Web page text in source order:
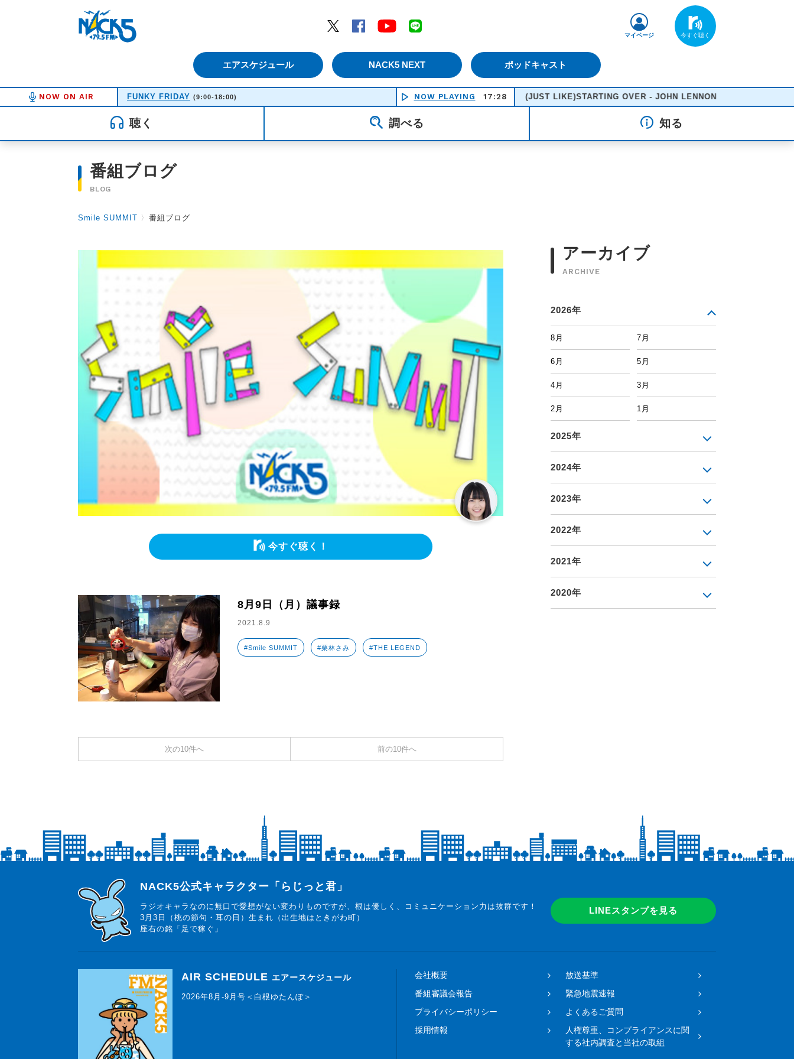
Twitter
Facebook YouTube
エアスケジュール NACK5 NEXT ポッドキャスト
マイページ
NOW ON AIR FUNKY FRIDAY (9:00-18:00) NOW PLAYING 17:28(JUST LIKE)STARTING OVER - JOHN LENNON
聴く 調べる 知る
番組ブログ
BLOG
Smile SUMMIT 〉 番組ブログ
今すぐ聴く！
8月9日（月）議事録
2021.8.9
#Smile SUMMIT #栗林さみ #THE LEGEND
次の10件へ 前の10件へ
アーカイブ
ARCHIVE
2026年
8月 7月
6月 5月
4月 3月
2月 1月
2025年
2024年
2023年
2022年
2021年
2020年
らじっと君
NACK5公式キャラクター「らじっと君」
ラジオキャラなのに無口で愛想がない変わりものですが、根は優しく、コミュニケーション力は抜群です！
3月3日（桃の節句・耳の日）生まれ（出生地はときがわ町）
座右の銘「足で稼ぐ」
LINEスタンプを見る
AIR SCHEDULE エアースケジュール
2026年8月-9月号＜白根ゆたんぽ＞
会社概要
放送基準
番組審議会報告
緊急地震速報
プライバシーポリシー
よくあるご質問
採用情報
人権尊重、コンプライアンスに関
する社内調査と当社の取組